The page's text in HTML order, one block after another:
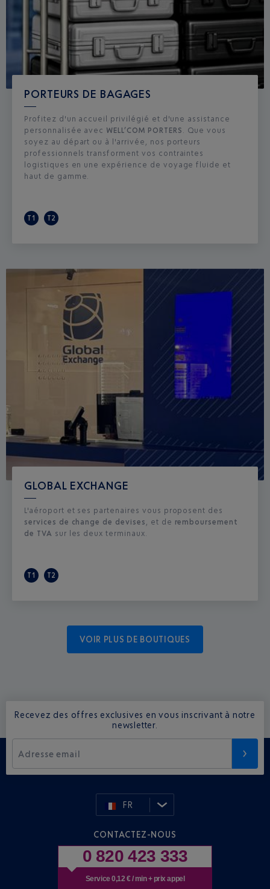
PORTEURS DE BAGAGES
Profitez d'un accueil privilégié et d'une assistance
personnalisée avec WELL’COM PORTERS . Que vous
soyez au départ ou à l'arrivée, nos porteurs
professionnels transforment vos contraintes
logistiques en une expérience de voyage fluide et
haut de gamme.
T1 T2
GLOBAL EXCHANGE
L'aéroport et ses partenaires vous proposent des
services de change de devises , et de remboursement
de TVA sur les deux terminaux. ​
T1 T2
VOIR PLUS DE BOUTIQUES
Recevez des offres exclusives en vous inscrivant à notre
newsletter.
Adresse email
FR
CONTACTEZ-NOUS
0 820 423 333
Service 0,12 € / min + prix appel